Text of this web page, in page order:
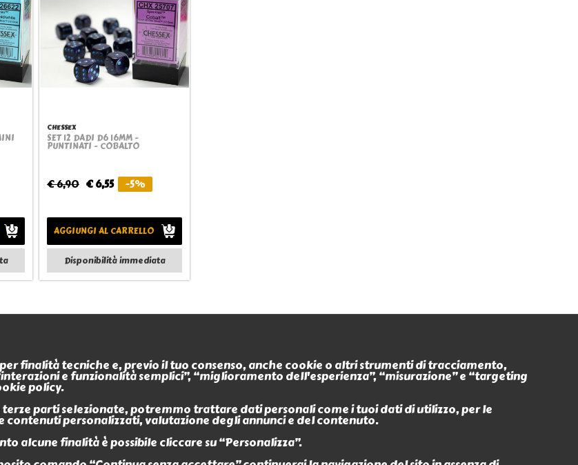
Quickview
CHESSEX
SET 12 DADI D6 16MM -
PUNTINATI - COBALTO
€ 6,90 € 6,55 -5%
AGGIUNGI AL CARRELLO
Disponibilità immediata
dell'Orco
0266488034
Sede legale
Via Nicola Fabrizi 17
95123 Messina (ME)
Contatti
Termini e condizioni
Privacy policy
Modalità di spedizione o Ritiro In
negozio
Policy sui Resi
News
Customer Service
Eventi
finalità tecniche e, previo il tuo consenso, anche cookie o altri strumenti di tracciamento,
e funzionalità semplici”, “miglioramento dell'esperienza”, “misurazione” e “targeting
policy.
parti selezionate, potremmo trattare dati personali come i tuoi dati di utilizzo, per le
contenuti personalizzati, valutazione degli annunci e del contenuto.
alcune finalità è possibile cliccare su “Personalizza”.